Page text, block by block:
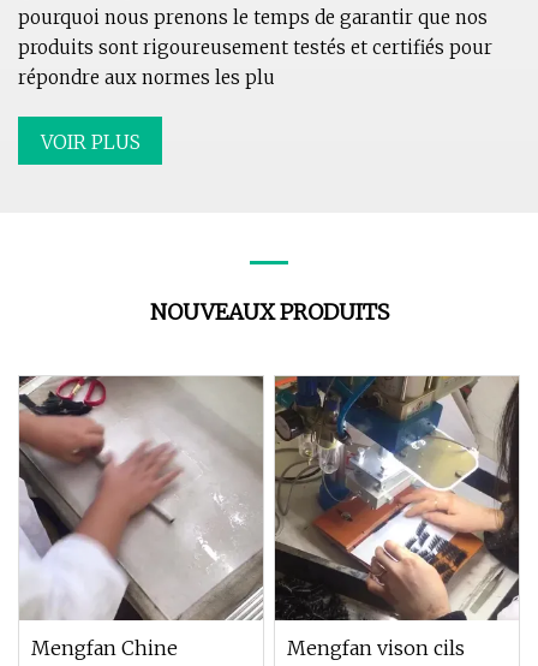
pourquoi nous prenons le temps de garantir que nos
produits sont rigoureusement testés et certifiés pour
répondre aux normes les plu
VOIR PLUS
NOUVEAUX PRODUITS
Mengfan Chine
Mengfan vison cils